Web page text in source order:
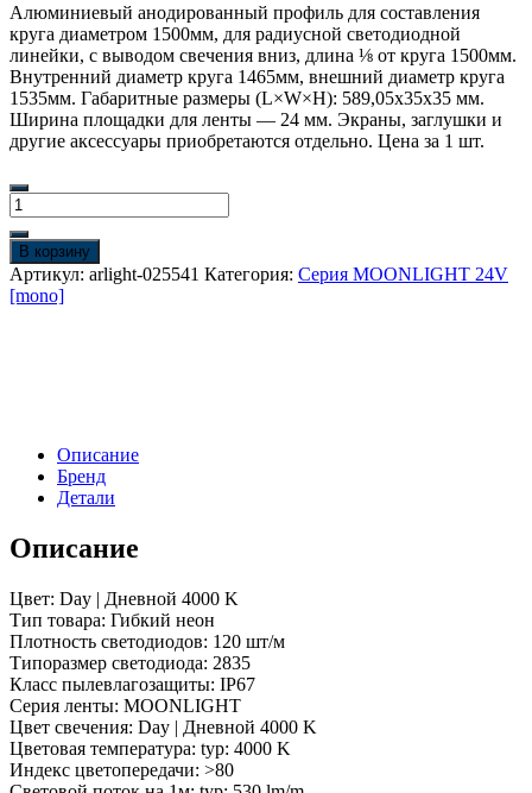
Алюминиевый анодированный профиль для составления
круга диаметром 1500мм, для радиусной светодиодной
линейки, с выводом свечения вниз, длина ⅛ от круга 1500мм.
Внутренний диаметр круга 1465мм, внешний диаметр круга
1535мм. Габаритные размеры (L×W×H): 589,05x35x35 мм.
Ширина площадки для ленты — 24 мм. Экраны, заглушки и
другие аксессуары приобретаются отдельно. Цена за 1 шт.
Количество
товара
Гибкий
неон
ARL-
MOONLIGHT-
IP67)
В корзину
Артикул: arlight-025541 Категория: Серия MOONLIGHT 24V
[mono]
Описание
Бренд
Детали
Описание
Цвет: Day | Дневной 4000 K
Тип товара: Гибкий неон
Плотность светодиодов: 120 шт/м
Типоразмер светодиода: 2835
Класс пылевлагозащиты: IP67
Серия ленты: MOONLIGHT
Цвет свечения: Day | Дневной 4000 K
Цветовая температура: typ: 4000 K
Индекс цветопередачи: >80